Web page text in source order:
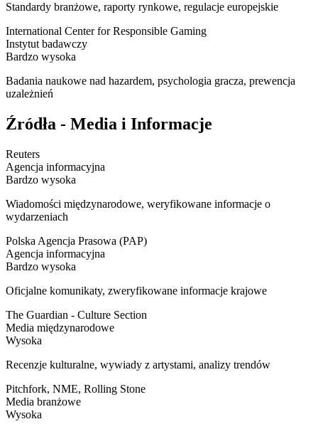
Standardy branżowe, raporty rynkowe, regulacje europejskie
International Center for Responsible Gaming
Instytut badawczy
Bardzo wysoka
Badania naukowe nad hazardem, psychologia gracza, prewencja
uzależnień
Źródła - Media i Informacje
Reuters
Agencja informacyjna
Bardzo wysoka
Wiadomości międzynarodowe, weryfikowane informacje o
wydarzeniach
Polska Agencja Prasowa (PAP)
Agencja informacyjna
Bardzo wysoka
Oficjalne komunikaty, zweryfikowane informacje krajowe
The Guardian - Culture Section
Media międzynarodowe
Wysoka
Recenzje kulturalne, wywiady z artystami, analizy trendów
Pitchfork, NME, Rolling Stone
Media branżowe
Wysoka